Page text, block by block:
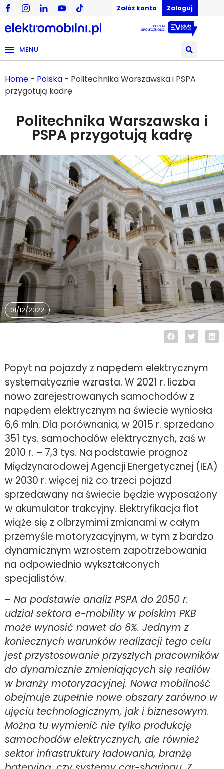
Załóż konto Zaloguj
MENU
Home - Polska - Politechnika Warszawska i PSPA
przygotują kadrę
Politechnika Warszawska i
PSPA przygotują kadrę
01/12/2022
Popyt na pojazdy z napędem elektrycznym
systematycznie wzrasta. W 2021 r. liczba
nowo zarejestrowanych samochodów z
napędem elektrycznym na świecie wyniosła
6,6 mln. Dla porównania, w 2015 r. sprzedano
351 tys. samochodów elektrycznych, zaś w
2010 r. – 7,3 tys. Na podstawie prognoz
Międzynarodowej Agencji Energetycznej (IEA)
w 2030 r. więcej niż co trzeci pojazd
sprzedawany na świecie będzie wyposażony
w akumulator trakcyjny. Elektryfikacja flot
wiąże się z olbrzymimi zmianami w całym
przemyśle motoryzacyjnym, w tym z bardzo
dynamicznym wzrostem zapotrzebowania
na odpowiednio wykształconych
specjalistów.
– Na podstawie analiz PSPA do 2050 r.
udział sektora e-mobility w polskim PKB
może wynosić nawet do 6%. Jednym z
koniecznych warunków realizacji tego celu
jest przystosowanie przyszłych pracowników
do dynamicznie zmieniających się realiów
w branży motoryzacyjnej. Nowa mobilność
obejmuje zupełnie nowe obszary zarówno w
ujęciu technologicznym, jak i biznesowym.
Można tu wymienić nie tylko produkcję
samochodów elektrycznych, ale również
sektor infrastruktury ładowania, branżę